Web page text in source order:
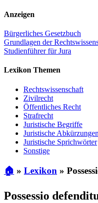
Anzeigen
Bürgerliches Gesetzbuch
Grundlagen der
Studienführer für Jura
Lexikon Themen
Rechtswissenschaft
Zivilrecht
Öffentliches Recht
Strafrecht
Juristische Begriffe
Juristische Abkürzungen
Juristische Sprichwörter
Sonstige
🏠 » Lexikon »
Possessio